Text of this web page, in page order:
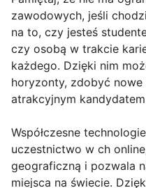
zawodowych, jeśli
na to, czy jesteś
czy osobą w trakcie
każdego. Dzięki nim
horyzonty, zdobyć
atrakcyjnym
Współczesne
uczestnictwo w ch
geograficzną i pozwala
miejsca na świecie.